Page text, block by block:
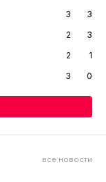
3
3
2
3
2
1
3 0
все новости